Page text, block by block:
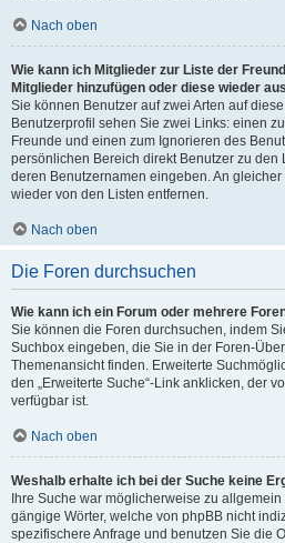
Nach oben
Wie kann ich Mitglieder zur Liste der
Mitglieder hinzufügen oder diese wieder
Sie können Benutzer auf zwei Arten auf
Benutzerprofil sehen Sie zwei Links: einen
Freunde und einen zum Ignorieren des
persönlichen Bereich direkt Benutzer zu den
deren Benutzernamen eingeben. An
wieder von den Listen entfernen.
Nach oben
Die Foren durchsuchen
Wie kann ich ein Forum oder mehrere
Sie können die Foren durchsuchen, indem
Suchbox eingeben, die Sie in der Foren-
Themenansicht finden. Erweiterte
den „Erweiterte Suche“-Link anklicken, der
verfügbar ist.
Nach oben
Weshalb erhalte ich bei der Suche keine
Ihre Suche war möglicherweise zu
gängige Wörter, welche von phpBB nicht
spezifischere Anfrage und benutzen Sie die